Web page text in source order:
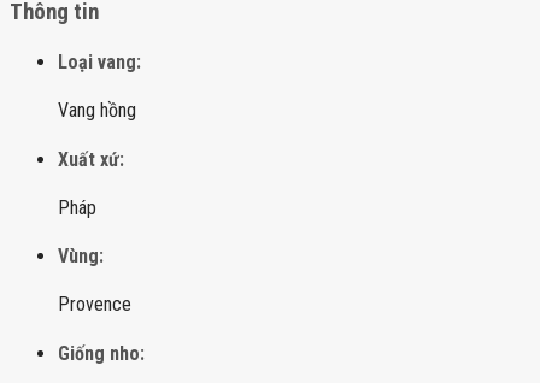
Thông tin
Loại vang:
Vang hồng
Xuất xứ:
Pháp
Vùng:
Provence
Giống nho: